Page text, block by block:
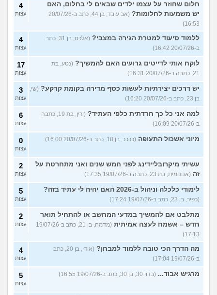
חלום שחוזר על עצמו ילדים שבאים לי בחלום, האם
יש משמעות לחלומות?
(אב עובד, בן 44, כתב ב-20/07/26
16:53)
4
עצות
ללמוד סיעוד למטרת הגירה במצבי?
(אלכס, בן 31, כתב
ב-20/07/26 16:42)
4
עצות
לוקח אותי לדייטים גרועים האם להמשיך? (נטע, בת
21, כתבה ב-20/07/26 16:31)
17
עצות
יש דרכים יצירתיות לעשות כסף מדירה בקומת קרקע? (שי,
בן 23, כתב ב-20/07/26 16:20)
3
עצות
למה אני כל כך חרדתית כלפי העתיד?
(ירין, בת 19, כתבה
ב-20/07/26 16:09)
6
עצות
מיוני אשכול התעופה (ככככ, בן 18, כתב ב-20/07/26 16:00) 0
עצות
עשיתי מיקרובליידינג לפני חמש שנים ואני מתחרטת על
זה (אנונימית, בת 23, כתבה ב-19/07/26 17:35)
2
עצות
לימודי כלכלה וניהול ב-2026 האם יהיה לי עתיד בזה?
(כפיר, בן 23, כתב ב-19/07/26 17:24)
5
עצות
מתלבט אם להמשיך במדעי המחשב או להתחיל תואר
חדש – אשמח לעצה אמיתית
(מדמח, בן 21, כתב ב-19/07/26
17:13)
2
עצות
מה הדרך הכי טובה ללמוד למבחן?
(אודי, בן 20, כתב
ב-19/07/26 17:04)
4
עצות
מרגיש אבוד... (בדוי 30, בן 30, כתב ב-19/07/26 16:55) 5
עצות